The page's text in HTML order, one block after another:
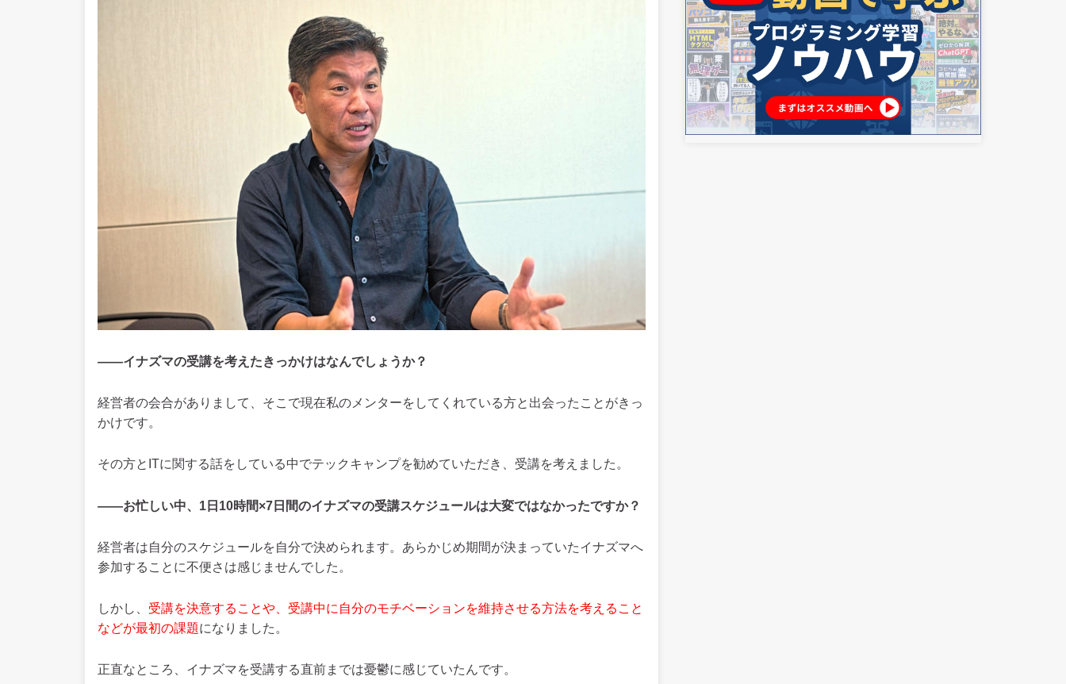
——イナズマの受講を考えたきっかけはなんでしょうか？
経営者の会合がありまして、そこで現在私のメンターをしてくれている方と出会ったことがきっ
かけです。
その方とITに関する話をしている中でテックキャンプを勧めていただき、受講を考えました。
——お忙しい中、1日10時間×7日間のイナズマの受講スケジュールは大変ではなかったですか？
経営者は自分のスケジュールを自分で決められます。あらかじめ期間が決まっていたイナズマへ
参加することに不便さは感じませんでした。
しかし、 受講を決意することや、受講中に自分のモチベーションを維持させる方法を考えること
などが最初の課題になりました。
正直なところ、イナズマを受講する直前までは憂鬱に感じていたんです。